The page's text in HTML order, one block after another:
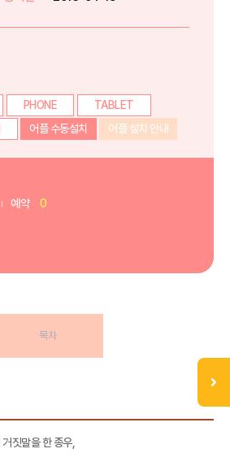
PHONE
TABLET
어플 수동설치 어플 설치 안내
예약 0
목차
짓말을 한 종우,